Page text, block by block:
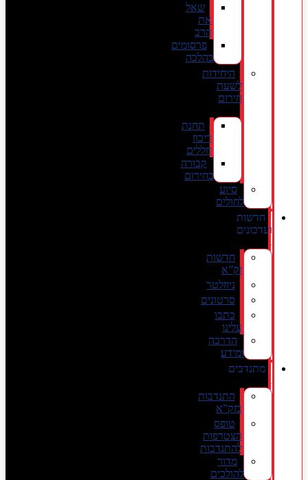
שאל
את
הרב
פרסומים
בהלכה
היחידות
לשעת
חירום
תחנת
ריכוז
חללים
קבורה
בחירום
סיוע
לחולים
חדשות
ועדכונים
חדשות
זק”א
ניוזלטר
סרטונים
כתבו
עלינו
הדרכה
ומידע
מתנדבים
התנדבות
בזק”א
טופס
הצטרפות
להתנדבות
מדור
להולכים